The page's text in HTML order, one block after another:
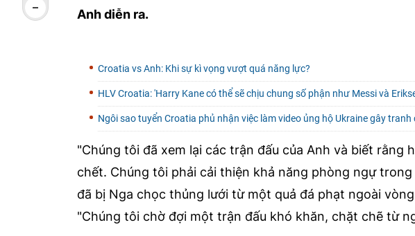
Anh diễn ra.
Croatia vs Anh: Khi sự kì vọng vượt quá năng lực?
HLV Croatia: 'Harry Kane có thể sẽ chịu chung số phận như Messi và
Ngôi sao tuyển Croatia phủ nhận việc làm video ủng hộ Ukraine gây tranh
"Chúng tôi đã xem lại các trận đấu của Anh và biết
chết. Chúng tôi phải cải thiện khả năng phòng ngự
đã bị Nga chọc thủng lưới từ một quả đá phạt ngoài
"Chúng tôi chờ đợi một trận đấu khó khăn, chặt chẽ từ